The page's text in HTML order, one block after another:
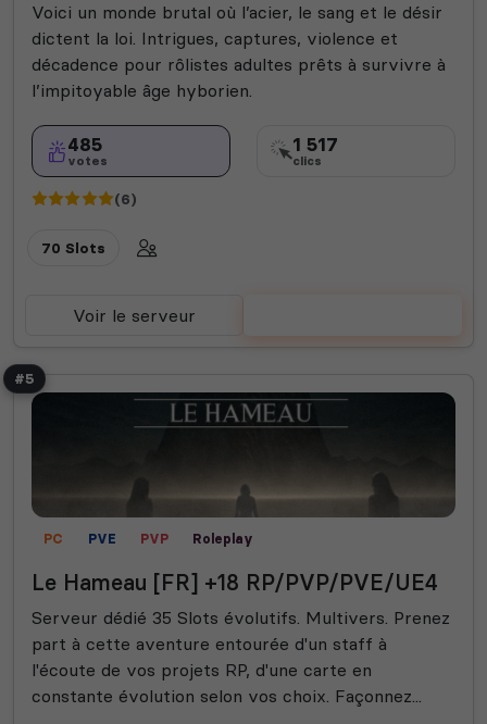
Voici un monde brutal où l’acier, le sang et le désir
dictent la loi. Intrigues, captures, violence et
décadence pour rôlistes adultes prêts à survivre à
l’impitoyable âge hyborien.
485
votes
1 517
clics
(6)
70 Slots
Voir le serveur
#5
PC PVE PVP Roleplay
Le Hameau [FR] +18 RP/PVP/PVE/UE4
Serveur dédié 35 Slots évolutifs. Multivers. Prenez
part à cette aventure entourée d'un staff à
l'écoute de vos projets RP, d'une carte en
constante évolution selon vos choix. Façonnez...